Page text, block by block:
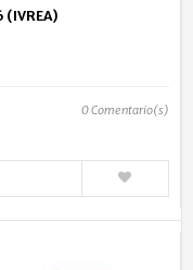
(IVREA)
0Comentario(s)